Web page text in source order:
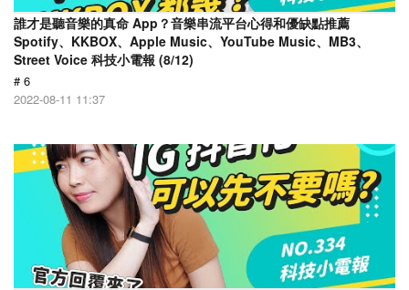
誰才是聽音樂的真命 App？音樂串流平台心得和優缺點推薦
Spotify、KKBOX、Apple Music、YouTube Music、MB3、
Street Voice 科技小電報 (8/12)
# 6
2022-08-11 11:37